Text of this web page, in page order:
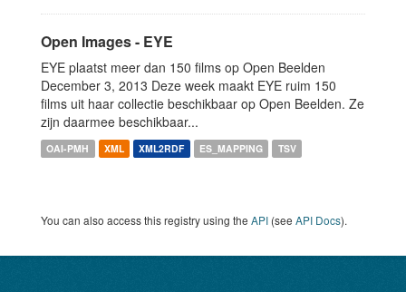
Open Images - EYE
EYE plaatst meer dan 150 films op Open Beelden
December 3, 2013 Deze week maakt EYE ruim 150
films uit haar collectie beschikbaar op Open Beelden. Ze
zijn daarmee beschikbaar...
OAI-PMH XML XML2RDF ES_MAPPING TSV
You can also access this registry using the API (see API Docs).